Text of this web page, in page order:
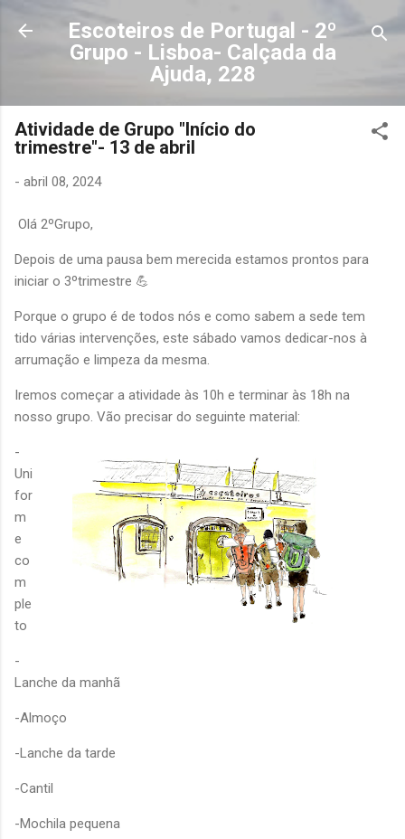
Avançar para o conteúdo principal
Escoteiros de Portugal - 2º
Grupo - Lisboa- Calçada da
Ajuda, 228
Atividade de Grupo "Início do
trimestre"- 13 de abril
- abril 08, 2024
Olá 2ºGrupo,
Depois de uma pausa bem merecida estamos prontos para
iniciar o 3ºtrimestre 💪
Porque o grupo é de todos nós e como sabem a sede tem
tido várias intervenções, este sábado vamos dedicar-nos à
arrumação e limpeza da mesma.
Iremos começar a atividade às 10h e terminar às 18h na
nosso grupo. Vão precisar do seguinte material:
-
Uni
for
m
e
co
m
ple
to
-
Lanche da manhã
-Almoço
-Lanche da tarde
-Cantil
-Mochila pequena